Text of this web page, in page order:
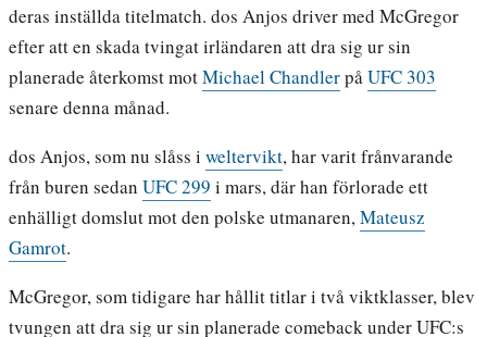
deras inställda titelmatch. dos Anjos driver med McGregor
efter att en skada tvingat irländaren att dra sig ur sin
planerade återkomst motMichael ChandlerpåUFC 303
senare denna månad.
dos Anjos, som nu slåss i weltervikt, har varit frånvarande
från buren sedan UFC 299 i mars, där han förlorade ett
enhälligt domslut mot den polske utmanaren,Mateusz
Gamrot.
McGregor, som tidigare har hållit titlar i två viktklasser, blev
tvungen att dra sig ur sin planerade comeback under UFC:s